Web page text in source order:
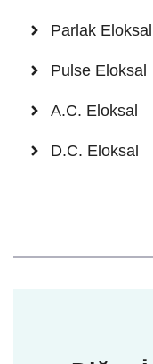
Parlak Eloksal
Pulse Eloksal
A.C. Eloksal
D.C. Eloksal